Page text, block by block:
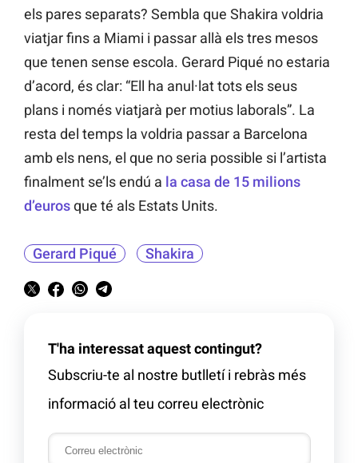
els pares separats? Sembla que Shakira voldria
viatjar fins a Miami i passar allà els tres mesos
que tenen sense escola. Gerard Piqué no estaria
d’acord, és clar: “Ell ha anul·lat tots els seus
plans i només viatjarà per motius laborals”. La
resta del temps la voldria passar a Barcelona
amb els nens, el que no seria possible si l’artista
finalment se’ls endú a la casa de 15 milions
d’eurosque té als Estats Units.
Gerard Piqué Shakira
T'ha interessat aquest contingut?
Subscriu-te al nostre butlletí i rebràs més
informació al teu correu electrònic